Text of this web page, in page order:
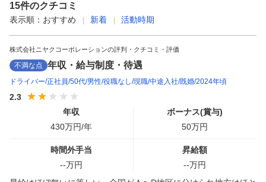
15件のクチコミ
表示順： おすすめ 新着 活動時期
株式会社ニヤクコーポレーションの評判・クチコミ・評価
不満な点 年収・給与制度・待遇
ドライバー 正社員 50代 男性 役職なし 現職 中途入社 既婚 2024年頃
2.3
年収
430万円/年
ボーナス(賞与)
50万円
時間外手当
--万円
昇給額
--万円